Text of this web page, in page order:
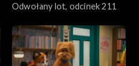
Odwołany lot, odcinek 211